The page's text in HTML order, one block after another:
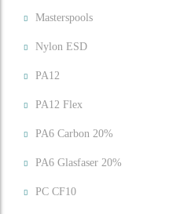
Masterspools
Nylon ESD
PA12
PA12 Flex
PA6 Carbon 20%
PA6 Glasfaser 20%
PC CF10